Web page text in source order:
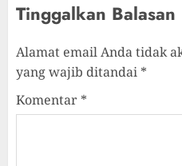
Tinggalkan Balasan
Alamat email Anda tidak
yang wajib ditandai *
Komentar *